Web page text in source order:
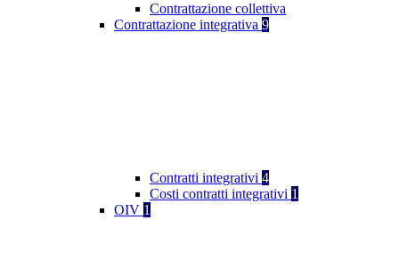
Contrattazione collettiva
Contrattazione integrativa 9
Contratti integrativi 4
Costi contratti integrativi 1
OIV 1